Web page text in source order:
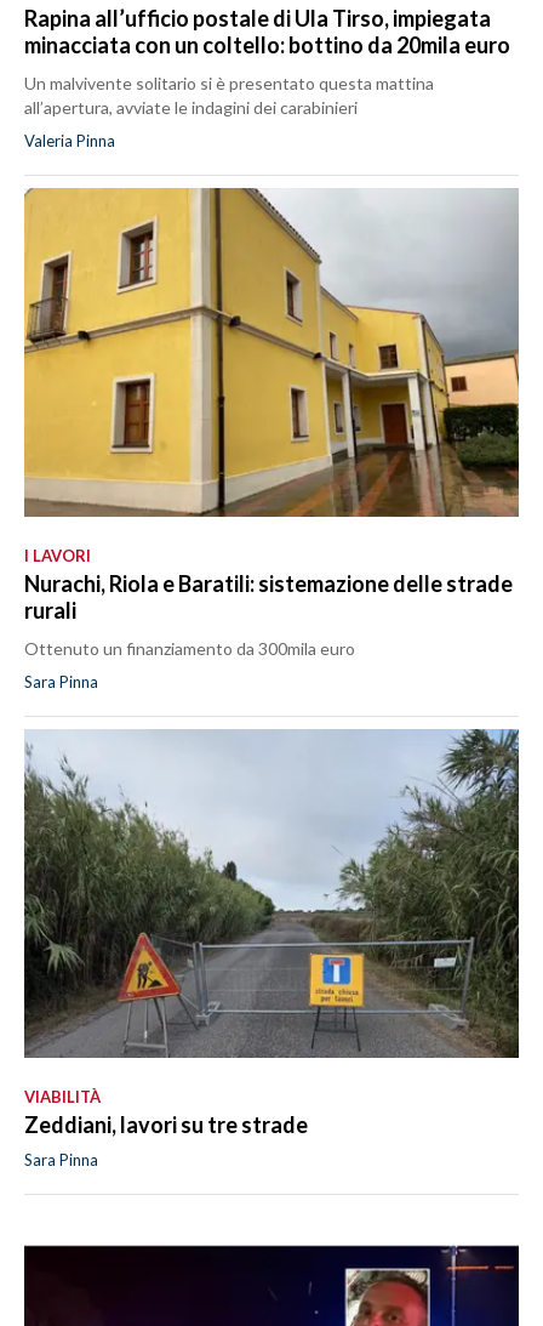
Rapina all’ufficio postale di Ula Tirso, impiegata
minacciata con un coltello: bottino da 20mila euro
Un malvivente solitario si è presentato questa mattina
all’apertura, avviate le indagini dei carabinieri
Valeria Pinna
I LAVORI
Nurachi, Riola e Baratili: sistemazione delle strade
rurali
Ottenuto un finanziamento da 300mila euro
Sara Pinna
VIABILITÀ
Zeddiani, lavori su tre strade
Sara Pinna